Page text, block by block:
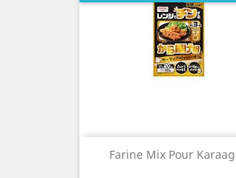
Farine Mix Pour